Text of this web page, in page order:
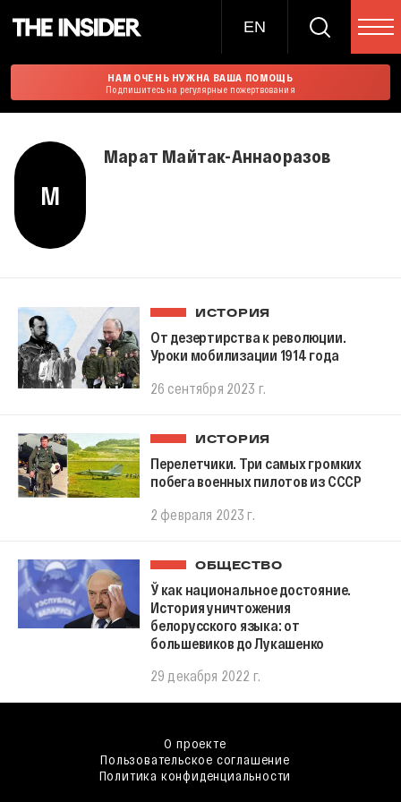
EN
НАМ ОЧЕНЬ НУЖНА ВАША ПОМОЩЬ
Подпишитесь на регулярные пожертвования
М
Марат Майтак-Аннаоразов
ИСТОРИЯ
От дезертирства к революции.
Уроки мобилизации 1914 года
26 сентября 2023 г.
ИСТОРИЯ
Перелетчики. Три самых громких
побега военных пилотов из СССР
2 февраля 2023 г.
ОБЩЕСТВО
Ў как национальное достояние.
История уничтожения
белорусского языка: от
большевиков до Лукашенко
29 декабря 2022 г.
О проекте
Пользовательское соглашение
Политика конфиденциальности